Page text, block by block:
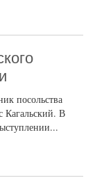
посольства
Кагальский. В